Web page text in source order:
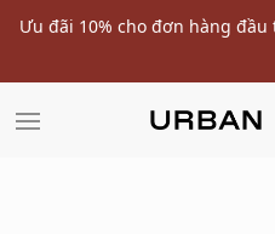
Ưu đãi 10% cho đơn hàng đầu
SALE